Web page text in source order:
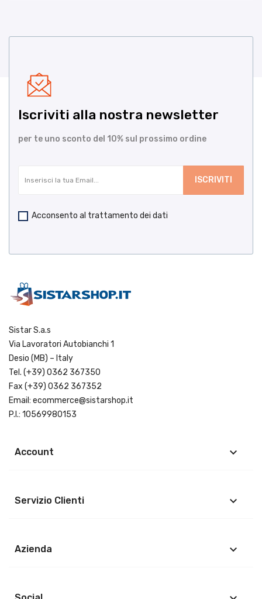
Iscriviti alla nostra newsletter
per te uno sconto del 10% sul prossimo ordine
Acconsento al trattamento dei dati
Sistar S.a.s
Via Lavoratori Autobianchi 1
Desio (MB) – Italy
Tel. (+39) 0362 367350
Fax (+39) 0362 367352
Email: ecommerce@sistarshop.it
P.I.: 10569980153
Account keyboard_arrow_down
Servizio Clienti keyboard_arrow_down
Azienda keyboard_arrow_down